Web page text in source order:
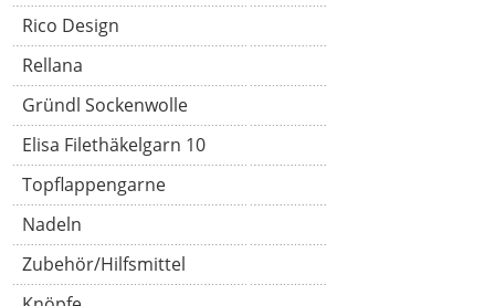
Rico Design
Rellana
Gründl Sockenwolle
Elisa Filethäkelgarn 10
Topflappengarne
Nadeln
Zubehör/Hilfsmittel